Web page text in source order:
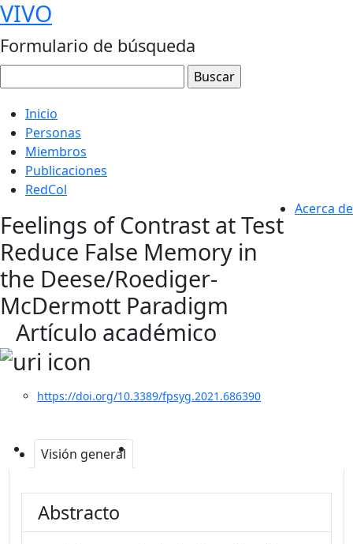
VIVO
Formulario de búsqueda
Inicio
Personas
Miembros
Publicaciones
RedCol
Acerca de
Feelings of Contrast at Test
Reduce False Memory in
the Deese/Roediger-
McDermott Paradigm
Artículo académico
https://doi.org/10.3389/fpsyg.2021.686390
Visión general
Abstracto